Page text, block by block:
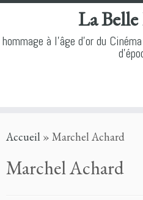
to
La
hommage à l'âge d'or du
Accueil » Marchel Achard
Marchel Achard